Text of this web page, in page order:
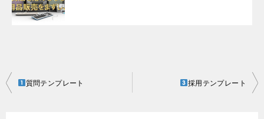
投
質問テンプレート 採用テンプレート